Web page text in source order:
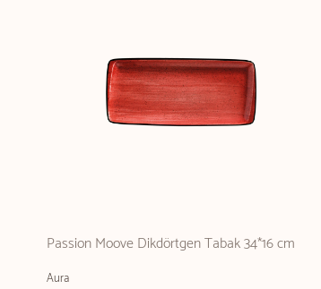
Passion Moove Dikdörtgen Tabak 34*16 cm
Aura